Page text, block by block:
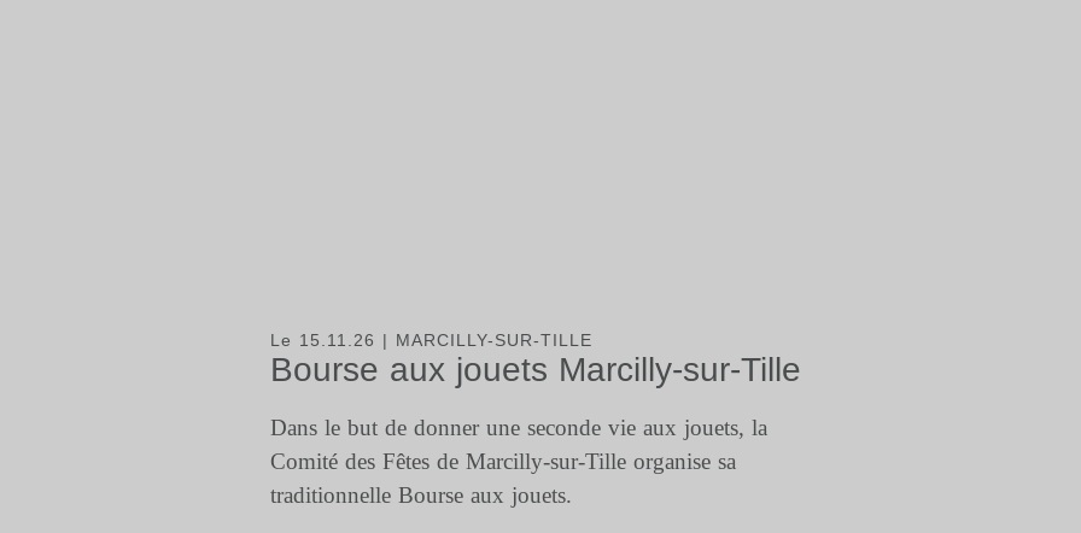
Le 15.11.26 | MARCILLY-SUR-TILLE
Bourse aux jouets Marcilly-sur-Tille
Dans le but de donner une seconde vie aux jouets, la
Comité des Fêtes de Marcilly-sur-Tille organise sa
traditionnelle Bourse aux jouets.